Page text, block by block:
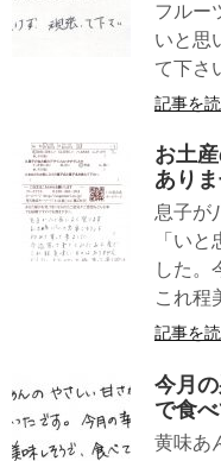
フルー
いと思
て
記事を
お土
あり
息子が
「い
した。
これ程
記事を
今月
で食
黄味あ